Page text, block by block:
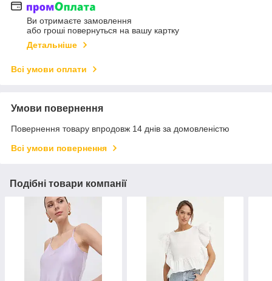
Ви отримаєте замовлення
або гроші повернуться на вашу картку
Детальніше
Всі умови оплати
Умови повернення
Повернення товару впродовж 14 днів за домовленістю
Всі умови повернення
Подібні товари компанії